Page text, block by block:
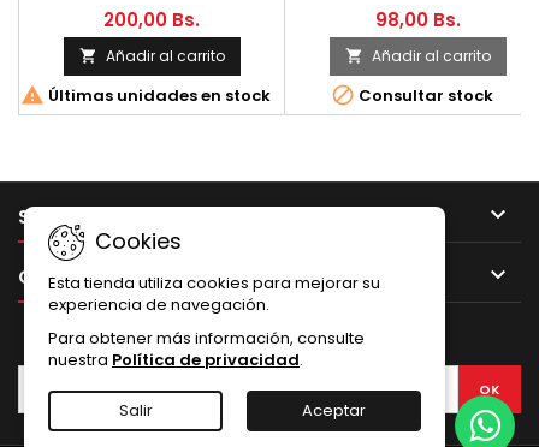
200,00 Bs.
 Añadir al carrito
 Últimas unidades en stock
98,00 Bs.
 Añadir al carrito
 Consultar stock
SU CUENTA 
CONTACTO 
Cookies
Esta tienda utiliza cookies para mejorar su
experiencia de navegación.
Para obtener más información, consulte
nuestra Política de privacidad.
Salir Aceptar
BOLETÍN